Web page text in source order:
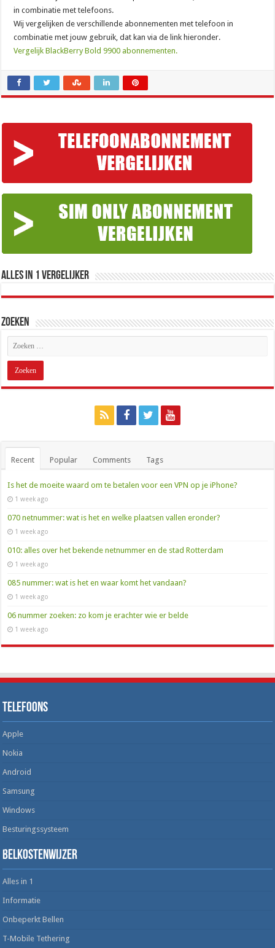
in combinatie met telefoons.
Wij vergelijken de verschillende abonnementen met telefoon in
combinatie met jouw gebruik, dat kan via de link hieronder.
Vergelijk BlackBerry Bold 9900 abonnementen.
Alles in 1 Vergelijker
Zoeken
Recent Popular Comments Tags
Is het de moeite waard om te betalen voor een VPN op je iPhone?
1 week ago
070 netnummer: wat is het en welke plaatsen vallen eronder?
1 week ago
010: alles over het bekende netnummer en de stad Rotterdam
1 week ago
085 nummer: wat is het en waar komt het vandaan?
1 week ago
06 nummer zoeken: zo kom je erachter wie er belde
1 week ago
Telefoons
Apple
Nokia
Android
Samsung
Windows
Besturingssysteem
Belkostenwijzer
Alles in 1
Informatie
Onbeperkt Bellen
T-Mobile Tethering